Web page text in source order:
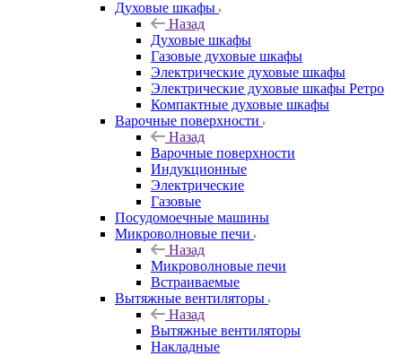
Духовые шкафы
Назад
Духовые шкафы
Газовые духовые шкафы
Электрические духовые шкафы
Электрические духовые шкафы Ретро
Компактные духовые шкафы
Варочные поверхности
Назад
Варочные поверхности
Индукционные
Электрические
Газовые
Посудомоечные машины
Микроволновые печи
Назад
Микроволновые печи
Встраиваемые
Вытяжные вентиляторы
Назад
Вытяжные вентиляторы
Накладные